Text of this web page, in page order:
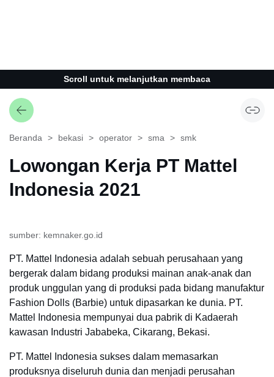
Scroll untuk melanjutkan membaca
Beranda bekasi operator sma smk
Lowongan Kerja PT Mattel
Indonesia 2021
sumber: kemnaker.go.id
PT. Mattel Indonesia adalah sebuah perusahaan yang
bergerak dalam bidang produksi mainan anak-anak dan
produk unggulan yang di produksi pada bidang manufaktur
Fashion Dolls (Barbie) untuk dipasarkan ke dunia. PT.
Mattel Indonesia mempunyai dua pabrik di Kadaerah
kawasan Industri Jababeka, Cikarang, Bekasi.
PT. Mattel Indonesia sukses dalam memasarkan
produksnya diseluruh dunia dan menjadi perusahan